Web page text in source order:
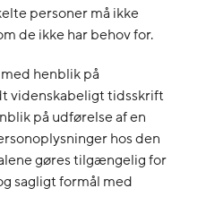
personer må ikke
de ikke har behov for.
henblik på
videnskabeligt tidsskrift
på udførelse af en
hos den
gøres tilgængelig for
sagligt formål med